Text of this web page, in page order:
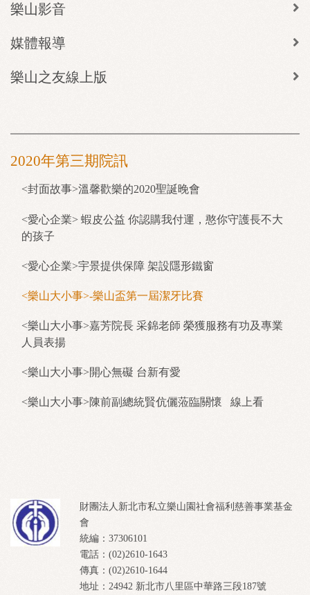
樂山影音
媒體報導
樂山之友線上版
2020年第三期院訊
<封面故事>溫馨歡樂的2020聖誕晚會
<愛心企業> 蝦皮公益 你認購我付運，憨你守護長不大
的孩子
<愛心企業>宇景提供保障 架設隱形鐵窗
<樂山大小事>-樂山盃第一屆潔牙比賽
<樂山大小事>嘉芳院長 采錦老師 榮獲服務有功及專業
人員表揚
<樂山大小事>開心無礙 台新有愛
<樂山大小事>陳前副總統賢伉儷蒞臨關懷 線上看
財團法人新北市私立樂山園社會福利慈善事業基金
會
統編：37306101
電話：(02)2610-1643
傳真：(02)2610-1644
地址：24942 新北市八里區中華路三段187號